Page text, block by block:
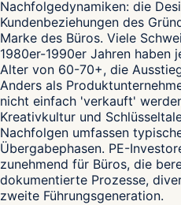
Nachfolgedynamiken: die
Kundenbeziehungen des
Marke des Büros. Viele
1980er-1990er Jahren haben
Alter von 60-70+, die
Anders als
nicht einfach 'verkauft'
Kreativkultur und
Nachfolgen umfassen
Übergabephasen. PE-
zunehmend für Büros, die
dokumentierte Prozesse,
zweite Führungsgeneration.